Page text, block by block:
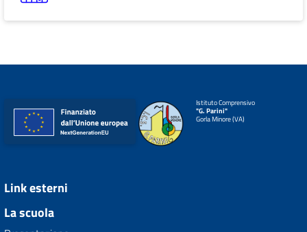
Istituto Comprensivo
"G. Parini"
Gorla Minore (VA)
Link esterni
La scuola